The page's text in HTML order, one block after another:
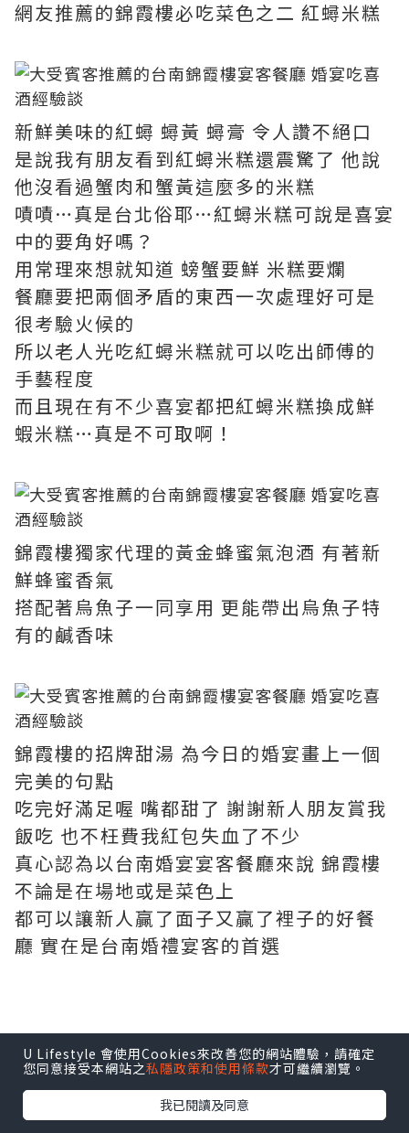
網友推薦的錦霞樓必吃菜色之二 紅蟳米糕
新鮮美味的紅蟳 蟳黃 蟳膏 令人讚不絕口
是說我有朋友看到紅蟳米糕還震驚了 他說
他沒看過蟹肉和蟹黃這麼多的米糕
嘖嘖…真是台北俗耶…紅蟳米糕可說是喜宴
中的要角好嗎？
用常理來想就知道 螃蟹要鮮 米糕要爛
餐廳要把兩個矛盾的東西一次處理好可是
很考驗火候的
所以老人光吃紅蟳米糕就可以吃出師傅的
手藝程度
而且現在有不少喜宴都把紅蟳米糕換成鮮
蝦米糕…真是不可取啊！
錦霞樓獨家代理的黃金蜂蜜氣泡酒 有著新
鮮蜂蜜香氣
搭配著烏魚子一同享用 更能帶出烏魚子特
有的鹹香味
錦霞樓的招牌甜湯 為今日的婚宴畫上一個
完美的句點
吃完好滿足喔 嘴都甜了 謝謝新人朋友賞我
飯吃 也不枉費我紅包失血了不少
真心認為以台南婚宴宴客餐廳來說 錦霞樓
不論是在場地或是菜色上
都可以讓新人贏了面子又贏了裡子的好餐
廳 實在是台南婚禮宴客的首選
*本站之內容由作者所提供，並不代表本站的立場。因此本站對
所有博客的立場、真實性、準確性及完整性不負任何法律責
任。
U Lifestyle 會使用Cookies來改善您的網站體驗，請確定
您同意接受本網站之私隱政策和使用條款才可繼續瀏覽。
我已閱讀及同意